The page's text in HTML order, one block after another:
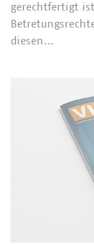
gerechtfertigt
diesen…